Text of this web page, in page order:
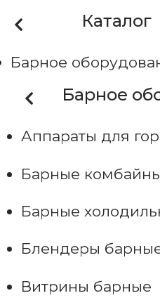
Каталог
Барное
Барное
Аппараты для
Барные
Барные
Блендеры
Витрины барные